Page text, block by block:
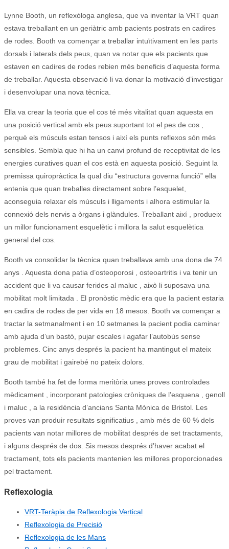
Lynne Booth, un reflexòloga anglesa, que va inventar la VRT quan
estava treballant en un geriàtric amb pacients postrats en cadires
de rodes. Booth va començar a treballar intuïtivament en les parts
dorsals i laterals dels peus, quan va notar que els pacients que
estaven en cadires de rodes rebien més beneficis d’aquesta forma
de treballar. Aquesta observació li va donar la motivació d’investigar
i desenvolupar una nova tècnica.
Ella va crear la teoria que el cos té més vitalitat quan aquesta en
una posició vertical amb els peus suportant tot el pes de cos ,
perquè els músculs estan tensos i així els punts reflexos són més
sensibles. Sembla que hi ha un canvi profund de receptivitat de les
energies curatives quan el cos està en aquesta posició. Seguint la
premissa quiropràctica la qual diu “estructura governa funció” ella
entenia que quan treballes directament sobre l’esquelet,
aconseguia relaxar els músculs i lligaments i alhora estimular la
connexió dels nervis a òrgans i glàndules. Treballant així , produeix
un millor funcionament esquelètic i millora la salut esquelètica
general del cos.
Booth va consolidar la tècnica quan treballava amb una dona de 74
anys . Aquesta dona patia d’osteoporosi , osteoartritis i va tenir un
accident que li va causar ferides al maluc , això li suposava una
mobilitat molt limitada . El pronòstic mèdic era que la pacient estaria
en cadira de rodes de per vida en 18 mesos. Booth va començar a
tractar la setmanalment i en 10 setmanes la pacient podia caminar
amb ajuda d’un bastó, pujar escales i agafar l’autobús sense
problemes. Cinc anys després la pacient ha mantingut el mateix
grau de mobilitat i gairebé no pateix dolors.
Booth també ha fet de forma meritòria unes proves controlades
mèdicament , incorporant patologies cròniques de l’esquena , genoll
i maluc , a la residència d’ancians Santa Mònica de Bristol. Les
proves van produir resultats significatius , amb més de 60 % dels
pacients van notar millores de mobilitat després de set tractaments,
i alguns després de dos. Sis mesos després d’haver acabat el
tractament, tots els pacients mantenien les millores proporcionades
pel tractament.
Reflexologia
VRT-Teràpia de Reflexologia Vertical
Reflexologia de Precisió
Reflexologia de les Mans